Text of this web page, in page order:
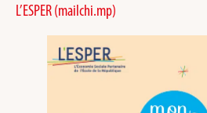
L’ESPER (mailchi.mp)